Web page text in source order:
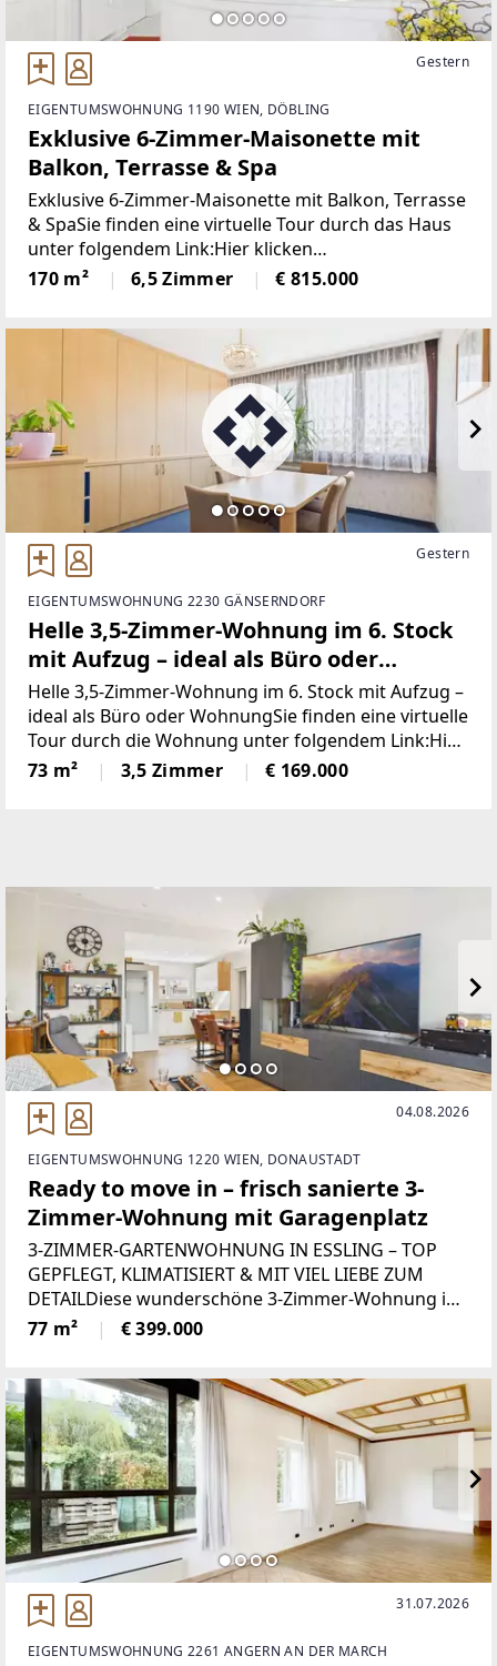
Gestern
EIGENTUMSWOHNUNG 1190 WIEN, DÖBLING
Exklusive 6-Zimmer-Maisonette mit
Balkon, Terrasse & Spa
Exklusive 6-Zimmer-Maisonette mit Balkon, Terrasse
& SpaSie finden eine virtuelle Tour durch das Haus
unter folgendem Link:Hier klicken
[https://tour.giraffe360.com/b9ef1482b7394e6189fd
4da82c82c017/]Diese außergewöhnliche
170 m² 6,5 Zimmer € 815.000
Gestern
EIGENTUMSWOHNUNG 2230 GÄNSERNDORF
Helle 3,5-Zimmer-Wohnung im 6. Stock
mit Aufzug – ideal als Büro oder
Wohnung
Helle 3,5-Zimmer-Wohnung im 6. Stock mit Aufzug –
ideal als Büro oder WohnungSie finden eine virtuelle
Tour durch die Wohnung unter folgendem Link:Hier
klicken
[https://tour.giraffe360.com/aa5d9ae7d2e243819219
73 m² 3,5 Zimmer € 169.000
04.08.2026
EIGENTUMSWOHNUNG 1220 WIEN, DONAUSTADT
Ready to move in – frisch sanierte 3-
Zimmer-Wohnung mit Garagenplatz
3-ZIMMER-GARTENWOHNUNG IN ESSLING – TOP
GEPFLEGT, KLIMATISIERT & MIT VIEL LIEBE ZUM
DETAILDiese wunderschöne 3-Zimmer-Wohnung in
Essling überzeugt durch ihren ausgezeichneten
Zustand, eine durchdachte Raumaufteilung und
77 m² € 399.000
31.07.2026
EIGENTUMSWOHNUNG 2261 ANGERN AN DER MARCH